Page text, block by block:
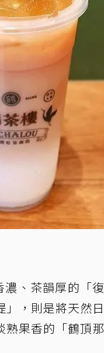
濃、茶韻厚的「復
，則是將天然日
熟果香的「鶴頂那